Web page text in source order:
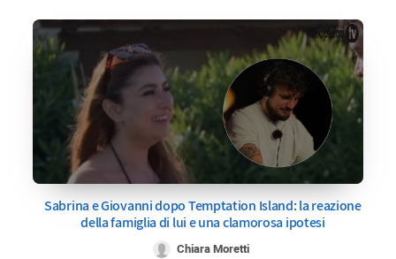
Sabrina e Giovanni dopo Temptation Island: la reazione
della famiglia di lui e una clamorosa ipotesi
Chiara Moretti